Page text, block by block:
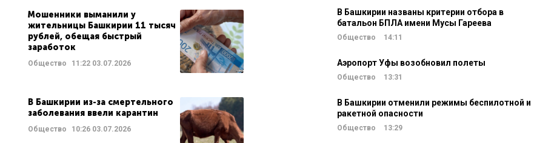
Мошенники выманили у
жительницы Башкирии 11 тысяч
рублей, обещая быстрый
заработок
Общество 11:2203.07.2026
В Башкирии из-за смертельного
заболевания ввели карантин
Общество 10:2603.07.2026
В Башкирии названы критерии отбора в
батальон БПЛА имени Мусы Гареева
Общество 14:11
Аэропорт Уфы возобновил полеты
Общество 13:31
В Башкирии отменили режимы беспилотной и
ракетной опасности
Общество 13:29